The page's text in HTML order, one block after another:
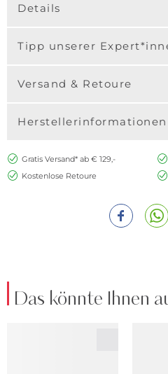
Details
Tipp unserer
Versand & Retoure
Herstellerinformationen
Gratis Versand* ab € 129,-
Kostenlose Retoure
Das könnte Ihnen